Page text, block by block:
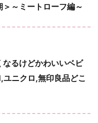
～ミートローフ編～
るけどかわいいベビ
ニクロ,無印良品どこ